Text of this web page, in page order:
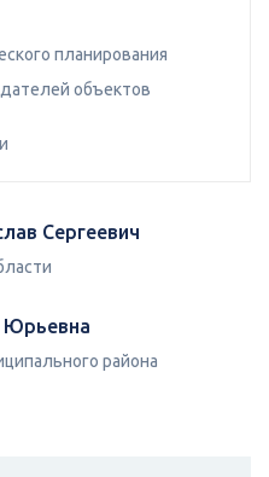
планирования
объектов
Сергеевич
Юрьевна
района